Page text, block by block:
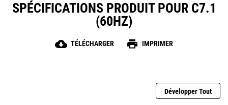
SPÉCIFICATIONS PRODUIT POUR C7.1
(60HZ)
cloud_download TÉLÉCHARGER print IMPRIMER
Développer Tout